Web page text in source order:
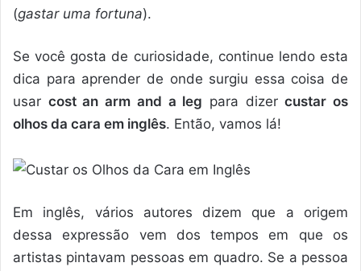
(gastar uma fortuna).
Se você gosta de curiosidade, continue lendo esta
dica para aprender de onde surgiu essa coisa de
usar cost an arm and a leg para dizercustar os
olhos da cara em inglês. Então, vamos lá!
Em inglês, vários autores dizem que a origem
dessa expressão vem dos tempos em que os
artistas pintavam pessoas em quadro. Se a pessoa